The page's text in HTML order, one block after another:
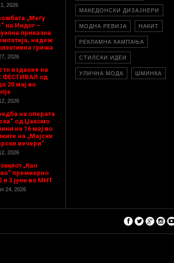
1, 2026
„Меѓу
на Индог –
приказна
надеж
грижа
2026
издание на
ФЕСТИВАЛ од
20 мај во
2026
на операта
од Џакомо
на 16 мај во
на „Мајски
вечери“
2026
„Као
премиерно
и 3 јуни во МНТ
24, 2026
МАКЕДОНСКИ ДИЗАЈНЕРИ
МОДНА РЕВИЈА НАКИТ
РЕКЛАМНА КАМПАЊА
СТИЛСКИ ИДЕИ
УЛИЧНА МОДА ШМИНКА